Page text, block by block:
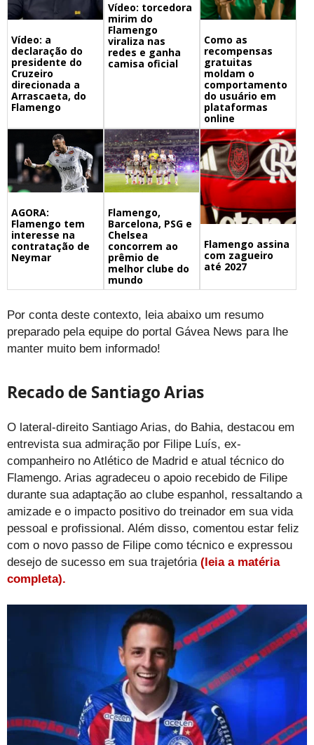
Vídeo: a
declaração do
presidente do
Cruzeiro
direcionada a
Arrascaeta, do
Flamengo
Vídeo: torcedora
mirim do
Flamengo
viraliza nas
redes e ganha
camisa oficial
Como as
recompensas
gratuitas
moldam o
comportamento
do usuário em
plataformas
online
AGORA:
Flamengo tem
interesse na
contratação de
Neymar
Flamengo,
Barcelona, PSG e
Chelsea
concorrem ao
prêmio de
melhor clube do
mundo
Flamengo assina
com zagueiro
até 2027
Por conta deste contexto, leia abaixo um resumo
preparado pela equipe do portal Gávea News para lhe
manter muito bem informado!
Recado de Santiago Arias
O lateral-direito Santiago Arias, do Bahia, destacou em
entrevista sua admiração por Filipe Luís, ex-
companheiro no Atlético de Madrid e atual técnico do
Flamengo. Arias agradeceu o apoio recebido de Filipe
durante sua adaptação ao clube espanhol, ressaltando a
amizade e o impacto positivo do treinador em sua vida
pessoal e profissional. Além disso, comentou estar feliz
com o novo passo de Filipe como técnico e expressou
desejo de sucesso em sua trajetória (leia a matéria
completa).